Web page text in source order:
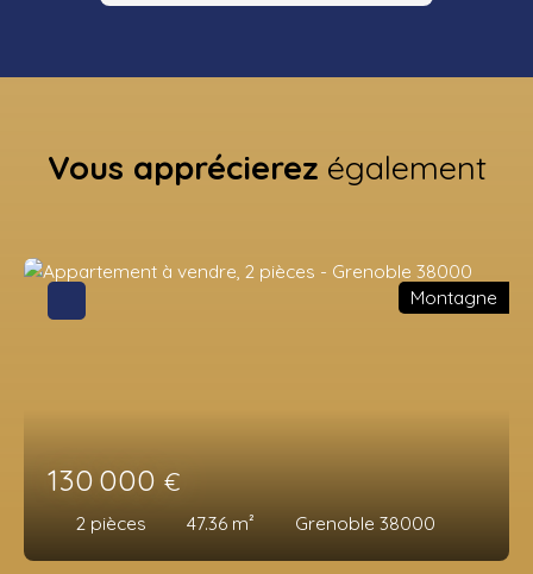
Vous apprécierez également
130 000 €
2 pièces 47.36 m² Grenoble 38000
Montagne